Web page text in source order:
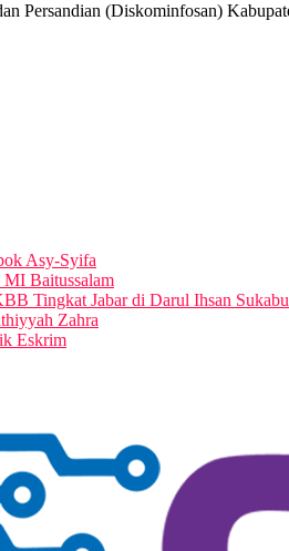
(Diskominfosan)
Asy-Syifa
MI Baitussalam
Tingkat Jabar di Darul Ihsan
Zahra
Eskrim